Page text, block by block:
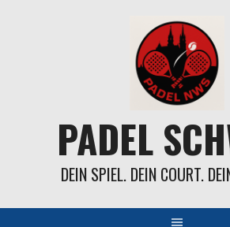
PADEL
DEIN SPIEL. DEIN COURT.